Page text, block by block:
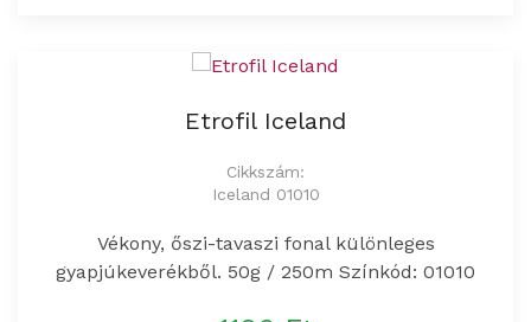
Etrofil Iceland
Cikkszám:
Iceland 01010
Vékony, őszi-tavaszi fonal különleges
gyapjúkeverékből. 50g / 250m Színkód: 01010